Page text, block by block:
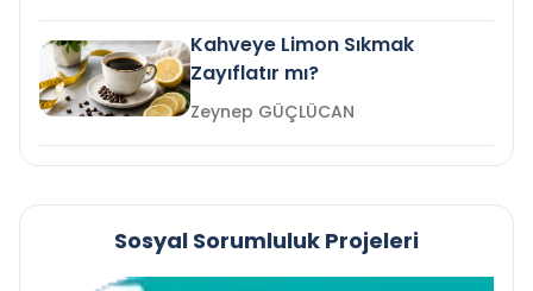
Kahveye Limon Sıkmak
Zayıflatır mı?
Zeynep GÜÇLÜCAN
Sosyal Sorumluluk Projeleri